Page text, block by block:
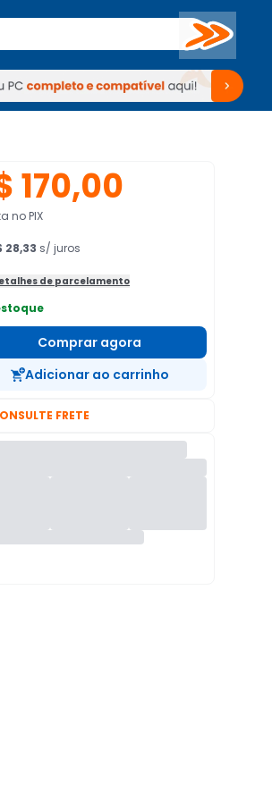
Buscar
Periféricos TV Venda no KaBuM!
TV Venda no KaBuM!
170,00
no PIX
28,33 s/ juros
de parcelamento
Comprar agora
Adicionar ao carrinho
FRETE